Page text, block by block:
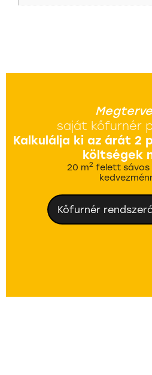
saját kőfurnér
Kalkulálja ki az árát
költségek
20 m2 felett sávos
Kőfurnér